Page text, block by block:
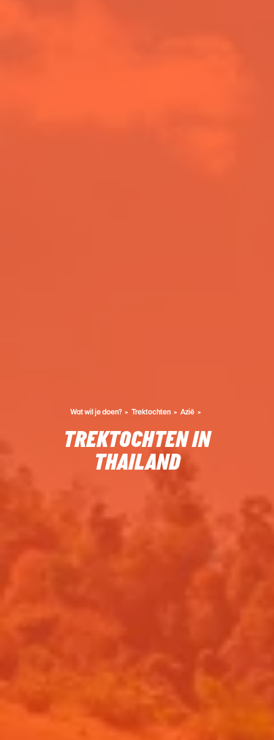
Wat wil je doen? Trektochten Azië
TREKTOCHTEN IN
THAILAND